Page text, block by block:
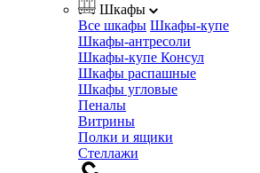
Шкафы
Все шкафы Шкафы-купе
Шкафы-антресоли
Шкафы-купе Консул
Шкафы распашные
Шкафы угловые
Пеналы
Витрины
Полки и ящики
Стеллажи